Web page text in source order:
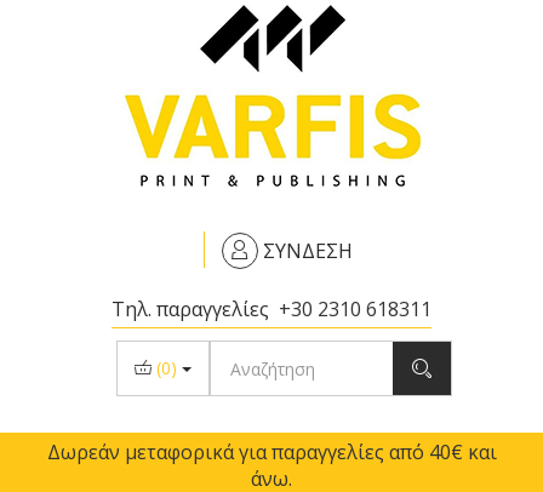
ΣΥΝΔΕΣΗ
Τηλ. παραγγελίες +30 2310 618311
(0)
Δωρεάν μεταφορικά για παραγγελίες από 40€ και
άνω.